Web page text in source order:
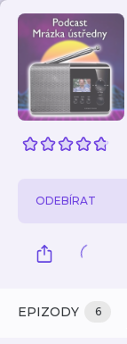
ODEBÍRAT
EPIZODY 6